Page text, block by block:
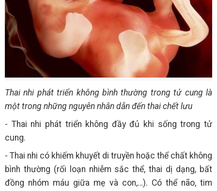
Thai nhi phát triển không bình thường trong tử cung là
một trong những nguyên nhân dẫn đến thai chết lưu
- Thai nhi phát triển không đầy đủ khi sống trong tử
cung.
- Thai nhi có khiếm khuyết di truyền hoặc thể chất không
bình thường (rối loạn nhiễm sắc thể, thai dị dạng, bất
đồng nhóm máu giữa mẹ và con,…). Có thể não, tim